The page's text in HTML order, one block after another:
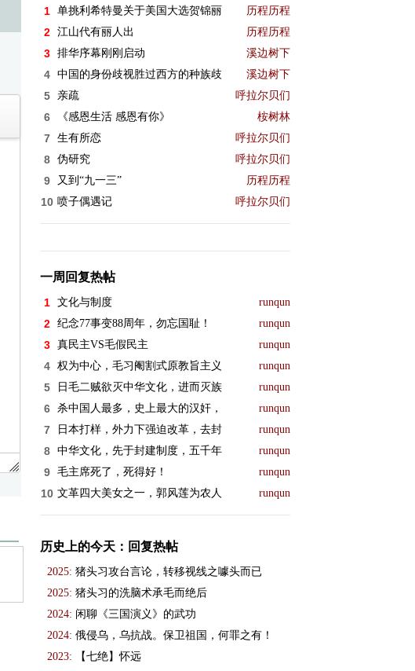
1 单挑利希特曼关于美国大选贺锦丽 历程历程
2 江山代有丽人出 历程历程
3 排华序幕刚刚启动 溪边树下
4 中国的身份歧视胜过西方的种族歧 溪边树下
5 亲疏 呼拉尔贝们
6 《感恩生活 感恩有你》 桉树林
7 生有所恋 呼拉尔贝们
8 伪研究 呼拉尔贝们
9 又到“九一三” 历程历程
10 喷子偶遇记 呼拉尔贝们
一周回复热帖
1 文化与制度 runqun
2 纪念77事变88周年，勿忘国耻！ runqun
3 真民主VS毛假民主 runqun
4 权为中心，毛习阉割式原教旨主义 runqun
5 日毛二贼欲灭中华文化，进而灭族 runqun
6 杀中国人最多，史上最大的汉奸， runqun
7 日本打样，外力下强迫改革，去封 runqun
8 中华文化，先于封建制度，五千年 runqun
9 毛主席死了，死得好！ runqun
10 文革四大美女之一，郭风莲为农人 runqun
历史上的今天：回复热帖
2025: 猪头习攻台言论，转移视线之噱头而已
2025: 猪头习的洗脑术承毛而绝后
2024: 闲聊《三国演义》的武功
2024: 俄侵乌，乌抗战。保卫祖国，何罪之有！
2023:
【七绝】怀远